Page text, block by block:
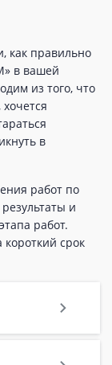
как правильно
в вашей
из того, что
в
работ по
и
работ.
срок